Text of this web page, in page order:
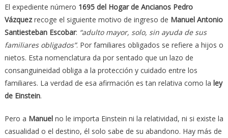
El expediente número 1695 del Hogar de Ancianos Pedro
Vázquezrecoge el siguiente motivo de ingreso de Manuel Antonio
Santiesteban Escobar: “adulto mayor, solo, sin ayuda de sus
familiares obligados”. Por familiares obligados se refiere a hijos o
nietos. Esta nomenclatura da por sentado que un lazo de
consanguineidad obliga a la protección y cuidado entre los
familiares. La verdad de esa afirmación es tan relativa como la ley
de Einstein.
Pero a Manuelno le importa Einstein ni la relatividad, ni si existe la
casualidad o el destino, él solo sabe de su abandono. Hay más de